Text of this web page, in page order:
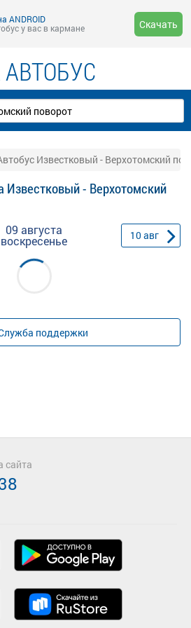
ANDROID
у вас в кармане
Скачать
Известковый - Верхотомский
Известковый - Верхотомский
09 августа
воскресенье 10авг
поддержки
сайта